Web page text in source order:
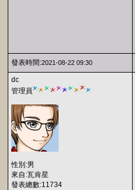
發表時間:2021-08-22 09:30
dc
管理員
性別:男
來自:瓦肯星
發表總數:11734